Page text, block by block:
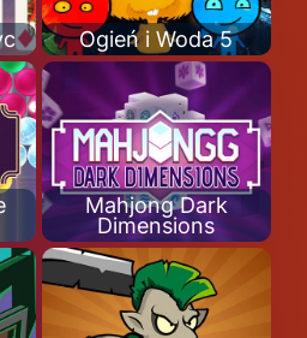
Ogień i Woda 5
Mahjong Dark
Dimensions